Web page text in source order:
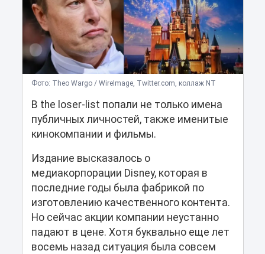
Фото: Theo Wargo / WireImage, Twitter.com, коллаж NT
В the loser-list попали не только имена
публичных личностей, также именитые
кинокомпании и фильмы.
Издание высказалось о
медиакорпорации Disney, которая в
последние годы была фабрикой по
изготовлению качественного контента.
Но сейчас акции компании неустанно
падают в цене. Хотя буквально еще лет
восемь назад ситуация была совсем